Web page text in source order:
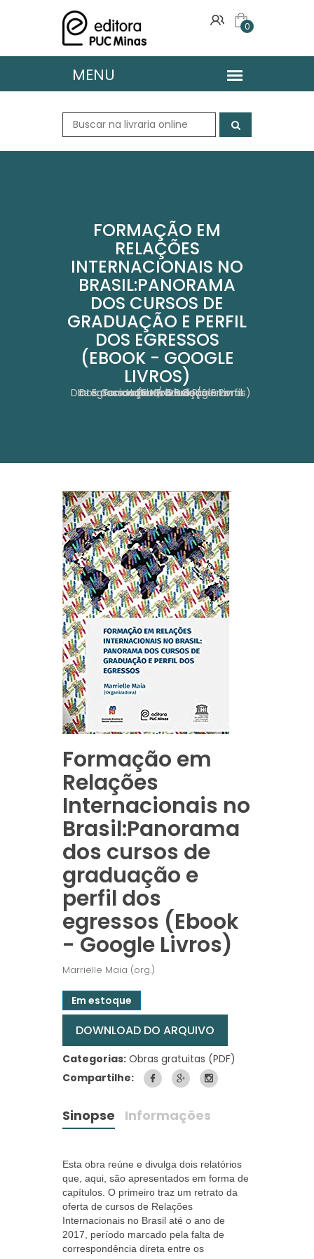
0
FORMAÇÃO EM
RELAÇÕES
INTERNACIONAIS NO
BRASIL:PANORAMA
DOS CURSOS DE
GRADUAÇÃO E PERFIL
DOS EGRESSOS
(EBOOK - GOOGLE
LIVROS)
Home Obras
Formação Em Relações Internacionais No Brasil:Panorama Dos Cursos De Graduação E Perfil Dos Egressos (Ebook - Google Livros)
Formação em
Relações
Internacionais no
Brasil:Panorama
dos cursos de
graduação e
perfil dos
egressos (Ebook
- Google Livros)
Marrielle Maia (org.)
Em estoque
DOWNLOAD DO ARQUIVO
Categorias: Obras gratuitas (PDF)
Compartilhe:
Sinopse Informações
Esta obra reúne e divulga dois relatórios
que, aqui, são apresentados em forma de
capítulos. O primeiro traz um retrato da
oferta de cursos de Relações
Internacionais no Brasil até o ano de
2017, período marcado pela falta de
correspondência direta entre os